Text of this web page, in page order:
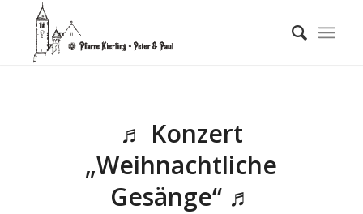
♬ Konzert
„Weihnachtliche
Gesänge“ ♬